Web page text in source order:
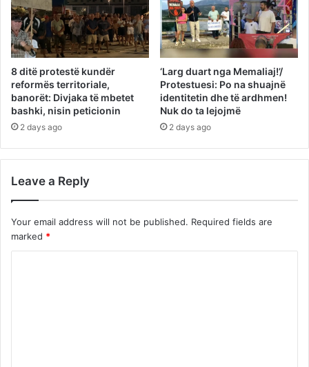
8 ditë protestë kundër
reformës territoriale,
banorët: Divjaka të mbetet
bashki, nisin peticionin
2 days ago
‘Larg duart nga Memaliaj!’/
Protestuesi: Po na shuajnë
identitetin dhe të ardhmen!
Nuk do ta lejojmë
2 days ago
Leave a Reply
Your email address will not be published. Required fields are
marked *